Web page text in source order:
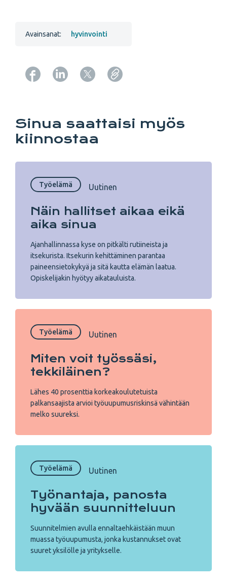
Avainsanat: hyvinvointi
Sinua saattaisi myös
kiinnostaa
Työelämä Uutinen
Näin hallitset aikaa eikä
aika sinua
Ajanhallinnassa kyse on pitkälti rutiineista ja
itsekurista. Itsekurin kehittäminen parantaa
paineensietokykyä ja sitä kautta elämän laatua.
Opiskelijakin hyötyy aikatauluista.
Työelämä Uutinen
Miten voit työssäsi,
tekkiläinen?
Lähes 40 prosenttia korkeakoulutetuista
palkansaajista arvioi työuupumusriskinsä vähintään
melko suureksi.
Työelämä Uutinen
Työnantaja, panosta
hyvään suunnitteluun
Suunnitelmien avulla ennaltaehkäistään muun
muassa työuupumusta, jonka kustannukset ovat
suuret yksilölle ja yritykselle.